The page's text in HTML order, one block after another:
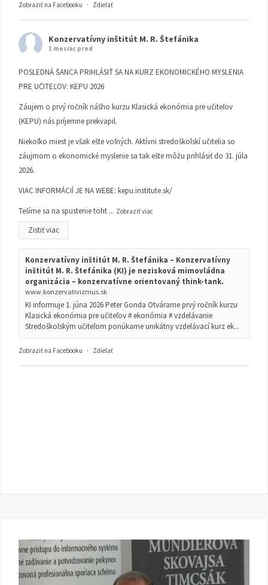
Zobraziť na Facebooku · Zdieľať
Konzervatívny inštitút M. R. Štefánika
1 mesiac pred
POSLEDNÁ ŠANCA PRIHLÁSIŤ SA NA KURZ EKONOMICKÉHO MYSLENIA
PRE UČITEĽOV: KEPU 2026
Záujem o prvý ročník nášho kurzu Klasická ekonómia pre učiteľov
(KEPU) nás príjemne prekvapil.
Niekoľko miest je však ešte voľných. Aktívni stredoškolskí učitelia so
záujmom o ekonomické myslenie sa tak ešte môžu prihlásiť do 31. júla
2026.
VIAC INFORMÁCIÍ JE NA WEBE: kepu.institute.sk/
Tešíme sa na spustenie toht ... Zobraziť viac
Zistiť viac
Konzervatívny inštitút M. R. Štefánika – Konzervatívny
inštitút M. R. Štefánika (KI) je nezisková mimovládna
organizácia – konzervatívne orientovaný think-tank.
www.konzervativizmus.sk
KI informuje 1. júna 2026 Peter Gonda Otvárame prvý ročník kurzu
Klasická ekonómia pre učiteľov # ekonómia # vzdelávanie
Stredoškolským učiteľom ponúkame unikátny vzdelávací kurz ek...
Zobraziť na Facebooku · Zdieľať